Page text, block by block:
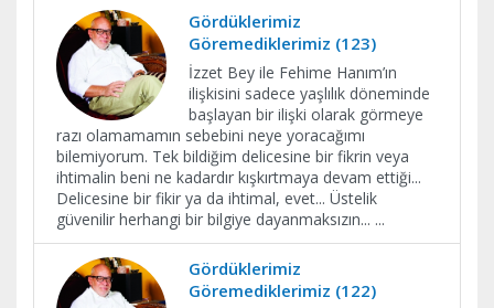
Gördüklerimiz
Göremediklerimiz (123)
İzzet Bey ile Fehime Hanım’ın
ilişkisini sadece yaşlılık döneminde
başlayan bir ilişki olarak görmeye
razı olamamamın sebebini neye yoracağımı
bilemiyorum. Tek bildiğim delicesine bir fikrin veya
ihtimalin beni ne kadardır kışkırtmaya devam ettiği...
Delicesine bir fikir ya da ihtimal, evet... Üstelik
güvenilir herhangi bir bilgiye dayanmaksızın... ...
Gördüklerimiz
Göremediklerimiz (122)